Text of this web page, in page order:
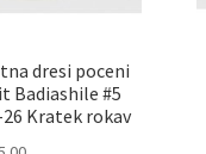
dresi poceni
Badiashile #5
Kratek rokav